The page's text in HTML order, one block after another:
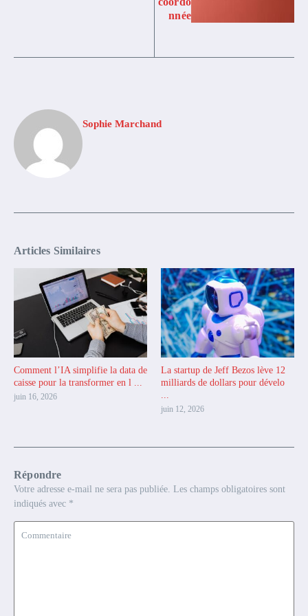
nnée
Sophie Marchand
Articles Similaires
Comment l’IA simplifie la data de
caisse pour la transformer en l ...
juin 16, 2026
La startup de Jeff Bezos lève 12
milliards de dollars pour dévelo
juin 12, 2026
Répondre
Votre adresse e-mail ne sera pas publiée. Les champs obligatoires sont
indiqués avec *